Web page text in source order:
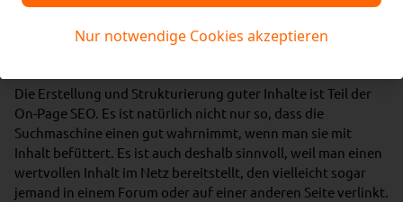
Die Erstellung und Strukturierung guter Inhalte ist Teil der
On-Page SEO. Es ist natürlich nicht nur so, dass die
Suchmaschine einen gut wahrnimmt, wenn man sie mit
Inhalt befüttert. Es ist auch deshalb sinnvoll, weil man einen
wertvollen Inhalt im Netz bereitstellt, den vielleicht sogar
jemand in einem Forum oder auf einer anderen Seite verlinkt.
Nur notwendige Cookies akzeptieren